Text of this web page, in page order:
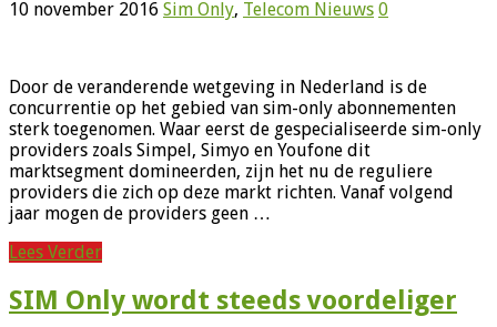
10 november 2016 Sim Only, Telecom Nieuws 0
Door de veranderende wetgeving in Nederland is de
concurrentie op het gebied van sim-only abonnementen
sterk toegenomen. Waar eerst de gespecialiseerde sim-only
providers zoals Simpel, Simyo en Youfone dit
marktsegment domineerden, zijn het nu de reguliere
providers die zich op deze markt richten. Vanaf volgend
jaar mogen de providers geen …
Lees Verder
SIM Only wordt steeds voordeliger